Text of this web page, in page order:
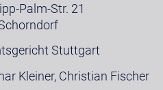
Palm-Str. 21
Stuttgart
Kleiner, Christian Fischer